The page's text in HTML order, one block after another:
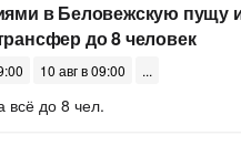
в Беловежскую пущу
до 8 человек
10 авг в 09:00
всё до 8 чел.